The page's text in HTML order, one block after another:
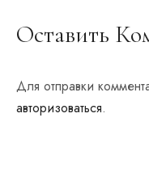
Оставить
Для отправки
авторизоваться.